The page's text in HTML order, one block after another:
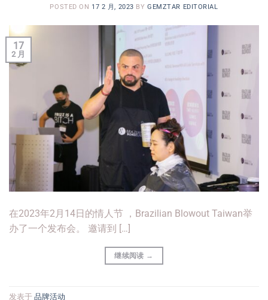
POSTED ON 17 2 月, 2023 BYGEMZTAR EDITORIAL
17
2 月
在2023年2月14日的情人节 ，Brazilian Blowout Taiwan举
办了一个发布会。 邀请到 […]
继续阅读 →
发表于 品牌活动